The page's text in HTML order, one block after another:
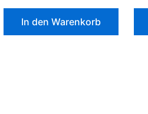
In den Warenkorb